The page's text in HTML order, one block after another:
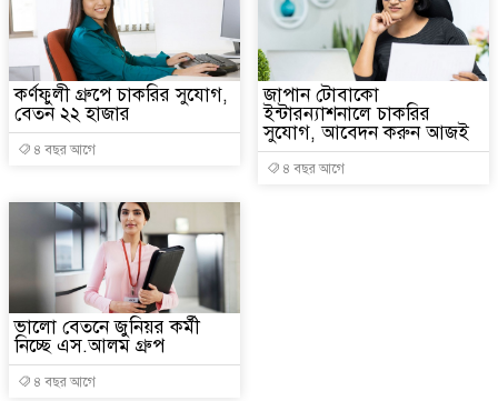
কর্ণফুলী গ্রুপে চাকরির সুযোগ,
বেতন ২২ হাজার
৪ বছর আগে
জাপান টোবাকো
ইন্টারন্যাশনালে চাকরির
সুযোগ, আবেদন করুন আজই
৪ বছর আগে
ভালো বেতনে জুনিয়র কর্মী
নিচ্ছে এস.আলম গ্রুপ
৪ বছর আগে